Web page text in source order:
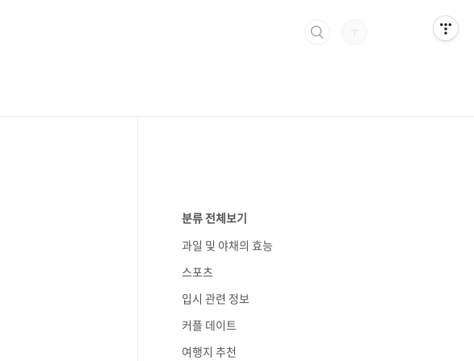
분류 전체보기
과일 및 야채의 효능
스포츠
입시 관련 정보
커플 데이트
여행지 추천